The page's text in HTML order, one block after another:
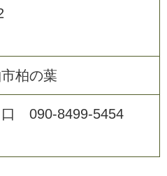
柏の葉
090-8499-5454